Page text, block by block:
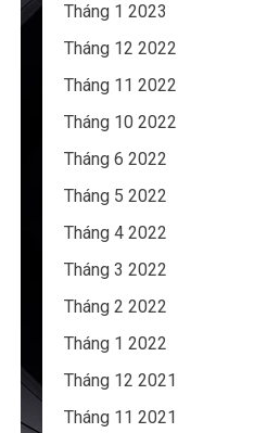
Tháng 1 2023
Tháng 12 2022
Tháng 11 2022
Tháng 10 2022
Tháng 6 2022
Tháng 5 2022
Tháng 4 2022
Tháng 3 2022
Tháng 2 2022
Tháng 1 2022
Tháng 12 2021
Tháng 11 2021